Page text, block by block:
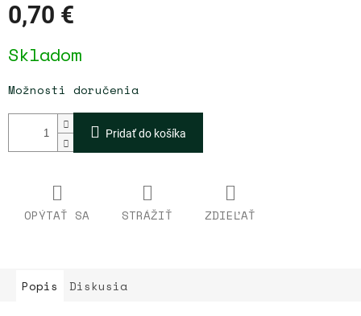
0,70 €
cena:
Skladom
Možnosti doručenia
Pridať do košíka
OPÝTAŤ SA STRÁŽIŤ ZDIEĽAŤ
Popis Diskusia